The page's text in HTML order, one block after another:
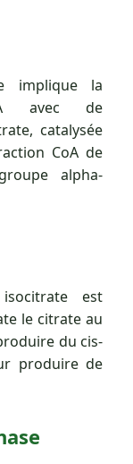
implique la
avec de
catalysée
CoA de
alpha-
est
le citrate au
du cis-
produire de